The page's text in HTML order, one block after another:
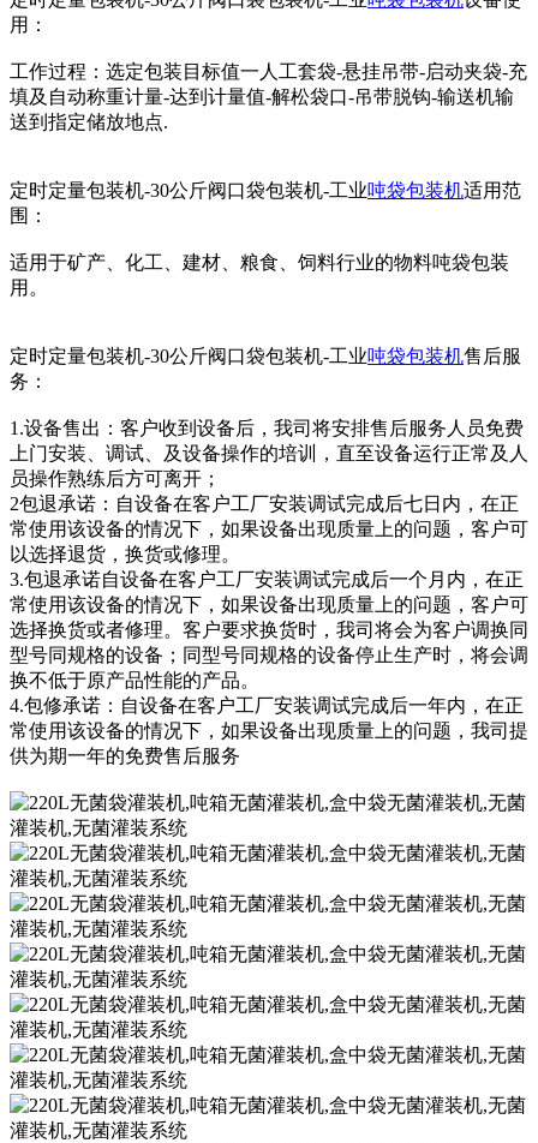
用：
工作过程：选定包装目标值一人工套袋-悬挂吊带-启动夹袋-充
填及自动称重计量-达到计量值-解松袋口-吊带脱钩-输送机输
送到指定储放地点.
定时定量包装机-30公斤阀口袋包装机-工业吨袋包装机适用范
围：
适用于矿产、化工、建材、粮食、饲料行业的物料吨袋包装
用。
定时定量包装机-30公斤阀口袋包装机-工业吨袋包装机售后服
务：
1.设备售出：客户收到设备后，我司将安排售后服务人员免费
上门安装、调试、及设备操作的培训，直至设备运行正常及人
员操作熟练后方可离开；
2包退承诺：自设备在客户工厂安装调试完成后七日内，在正
常使用该设备的情况下，如果设备出现质量上的问题，客户可
以选择退货，换货或修理。
3.包退承诺自设备在客户工厂安装调试完成后一个月内，在正
常使用该设备的情况下，如果设备出现质量上的问题，客户可
选择换货或者修理。客户要求换货时，我司将会为客户调换同
型号同规格的设备；同型号同规格的设备停止生产时，将会调
换不低于原产品性能的产品。
4.包修承诺：自设备在客户工厂安装调试完成后一年内，在正
常使用该设备的情况下，如果设备出现质量上的问题，我司提
供为期一年的免费售后服务